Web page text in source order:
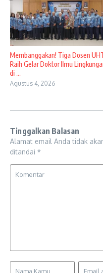
Membanggakan! Tiga Dosen
Raih Gelar Doktor Ilmu
di ...
Agustus 4, 2026
Tinggalkan Balasan
Alamat email Anda tidak
ditandai *